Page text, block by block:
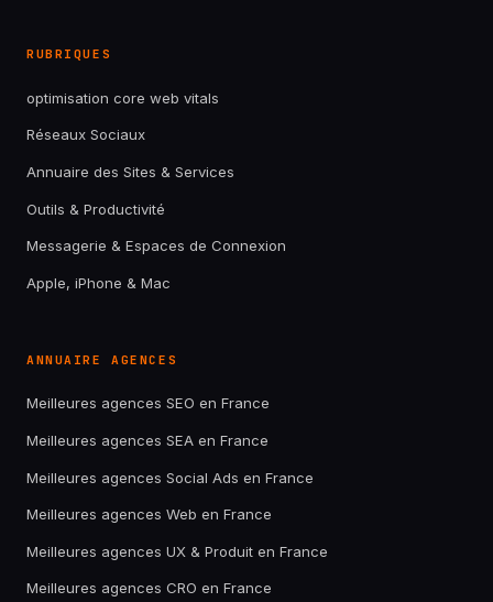
RUBRIQUES
optimisation core web vitals
Réseaux Sociaux
Annuaire des Sites & Services
Outils & Productivité
Messagerie & Espaces de Connexion
Apple, iPhone & Mac
ANNUAIRE AGENCES
Meilleures agences SEO en France
Meilleures agences SEA en France
Meilleures agences Social Ads en France
Meilleures agences Web en France
Meilleures agences UX & Produit en France
Meilleures agences CRO en France